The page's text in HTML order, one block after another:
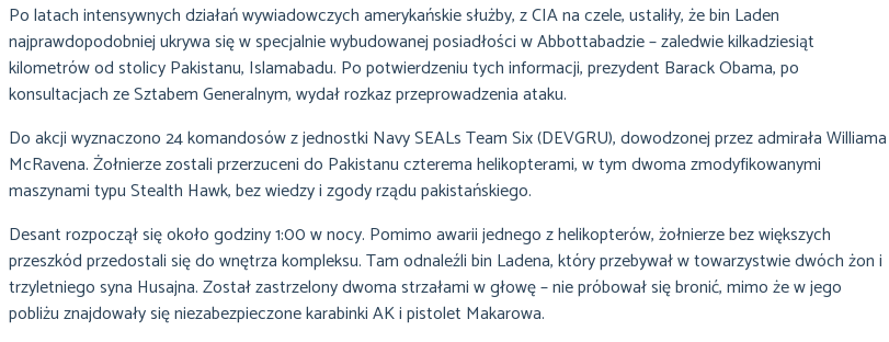
Po latach intensywnych działań wywiadowczych amerykańskie służby, z CIA na czele, ustaliły, że bin Laden
najprawdopodobniej ukrywa się w specjalnie wybudowanej posiadłości w Abbottabadzie – zaledwie kilkadziesiąt
kilometrów od stolicy Pakistanu, Islamabadu. Po potwierdzeniu tych informacji, prezydent Barack Obama, po
konsultacjach ze Sztabem Generalnym, wydał rozkaz przeprowadzenia ataku.
Do akcji wyznaczono 24 komandosów z jednostki Navy SEALs Team Six (DEVGRU), dowodzonej przez admirała Williama
McRavena. Żołnierze zostali przerzuceni do Pakistanu czterema helikopterami, w tym dwoma zmodyfikowanymi
maszynami typu Stealth Hawk, bez wiedzy i zgody rządu pakistańskiego.
Desant rozpoczął się około godziny 1:00 w nocy. Pomimo awarii jednego z helikopterów, żołnierze bez większych
przeszkód przedostali się do wnętrza kompleksu. Tam odnaleźli bin Ladena, który przebywał w towarzystwie dwóch żon i
trzyletniego syna Husajna. Został zastrzelony dwoma strzałami w głowę – nie próbował się bronić, mimo że w jego
pobliżu znajdowały się niezabezpieczone karabinki AK i pistolet Makarowa.